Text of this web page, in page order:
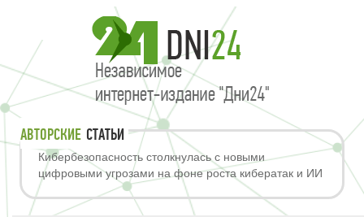
АВТОРСКИЕ СТАТЬИ
Кибербезопасность столкнулась с новыми
цифровыми угрозами на фоне роста кибератак и ИИ